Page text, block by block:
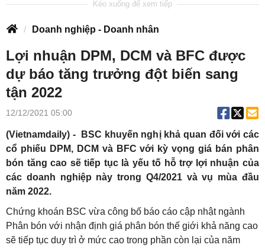
Doanh nghiệp - Doanh nhân
Lợi nhuận DPM, DCM và BFC được
dự báo tăng trưởng đột biến sang
tận 2022
12/12/2021 05:00
(Vietnamdaily) - BSC khuyến nghị khả quan đối với các
cổ phiếu DPM, DCM và BFC với kỳ vọng giá bán phân
bón tăng cao sẽ tiếp tục là yếu tố hỗ trợ lợi nhuận của
các doanh nghiệp này trong Q4/2021 và vụ mùa đầu
năm 2022.
Chứng khoán BSC vừa công bố báo cáo cập nhật ngành
Phân bón với nhận định giá phân bón thế giới khả năng cao
sẽ tiếp tục duy trì ở mức cao trong phần còn lại của năm